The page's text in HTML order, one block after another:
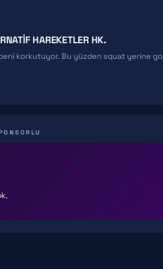
HAREKETLER HK.
korkutuyor. Bu yüzden squat yerine